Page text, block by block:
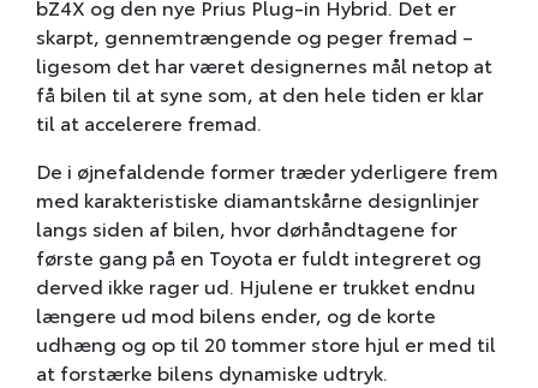
bZ4X og den nye Prius Plug-in Hybrid. Det er
skarpt, gennemtrængende og peger fremad –
ligesom det har været designernes mål netop at
få bilen til at syne som, at den hele tiden er klar
til at accelerere fremad.
De i øjnefaldende former træder yderligere frem
med karakteristiske diamantskårne designlinjer
langs siden af bilen, hvor dørhåndtagene for
første gang på en Toyota er fuldt integreret og
derved ikke rager ud. Hjulene er trukket endnu
længere ud mod bilens ender, og de korte
udhæng og op til 20 tommer store hjul er med til
at forstærke bilens dynamiske udtryk.